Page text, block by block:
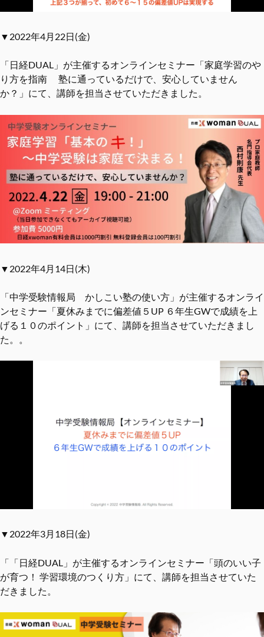
▼2022年4月22日(金)
「日経DUAL」が主催するオンラインセミナー「家庭学習のや
り方を指南 塾に通っているだけで、安心していません
か？」にて、講師を担当させていただきました。
▼2022年4月14日(木)
「中学受験情報局 かしこい塾の使い方」が主催するオンライ
ンセミナー「夏休みまでに偏差値５UP ６年生GWで成績を上
げる１０のポイント」にて、講師を担当させていただきまし
た。。
▼2022年3月18日(金)
「「日経DUAL」が主催するオンラインセミナー「頭のいい子
が育つ！ 学習環境のつくり方」にて、講師を担当させていた
だきました。